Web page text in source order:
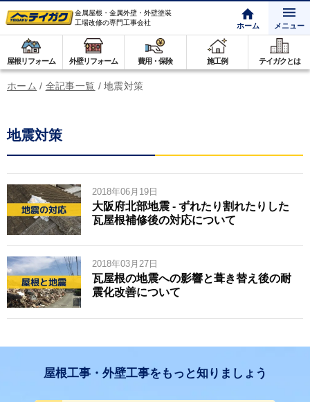
金属屋根・金属外壁・外壁塗装
工場改修の専門工事会社
ホーム メニュー
屋根リフォーム 外壁リフォーム 費用・保険 施工例 テイガクとは
ホーム / 全記事一覧 / 地震対策
地震対策
2018年06月19日
大阪府北部地震 - ずれたり割れたりした
瓦屋根補修後の対応について
2018年03月27日
瓦屋根の地震への影響と葺き替え後の耐
震化改善について
屋根工事・外壁工事をもっと知りましょう